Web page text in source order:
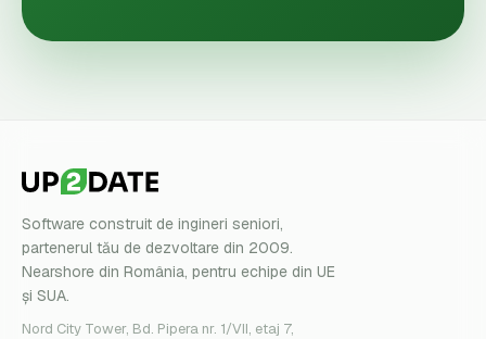
Software construit de ingineri seniori,
partenerul tău de dezvoltare din 2009.
Nearshore din România, pentru echipe din UE
și SUA.
Nord City Tower, Bd. Pipera nr. 1/VII, etaj 7,